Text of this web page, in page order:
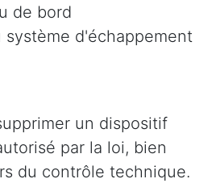
de bord
d'échappement
un dispositif
par la loi, bien
du contrôle technique.